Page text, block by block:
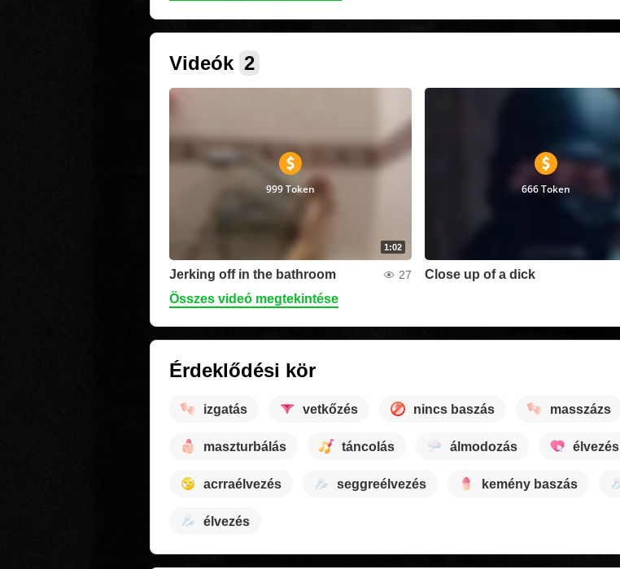
Videók 2
1:02
999 Token
Jerking off in the bathroom 27
666 Token
Close up of a dick
Összes videó megtekintése
Érdeklődési kör
izgatás vetkőzés nincs baszás masszázs
maszturbálás táncolás álmodozás élvezés
acrraélvezés seggreélvezés kemény baszás
élvezés